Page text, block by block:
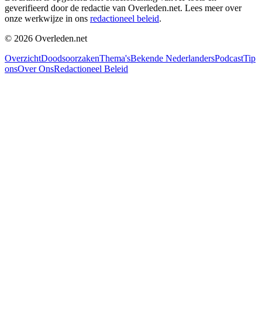
geverifieerd door de redactie van Overleden.net. Lees meer over
onze werkwijze in ons redactioneel beleid.
© 2026 Overleden.net
OverzichtDoodsoorzakenThema'sBekende NederlandersPodcastTip
onsOver OnsRedactioneel Beleid